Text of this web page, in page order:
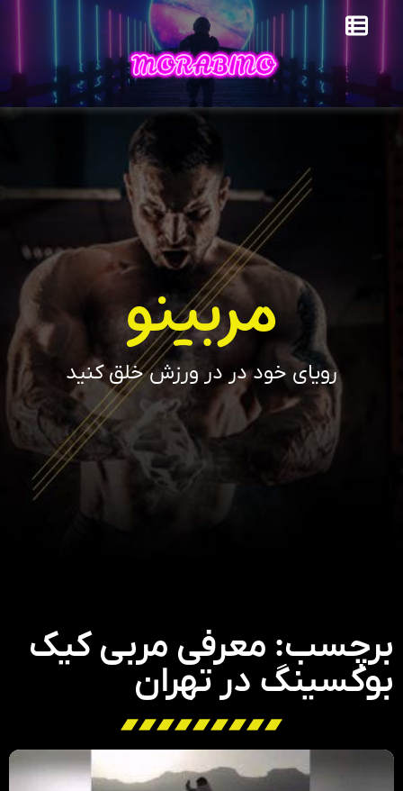
مربینو
رویای خود در در ورزش خلق کنید
برچسب: معرفی مربی کیک
بوکسینگ در تهران